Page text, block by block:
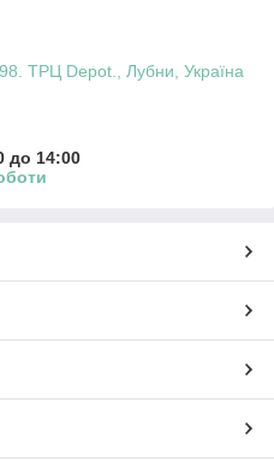
ТРЦ Depot., Лубни, Україна
до 14:00